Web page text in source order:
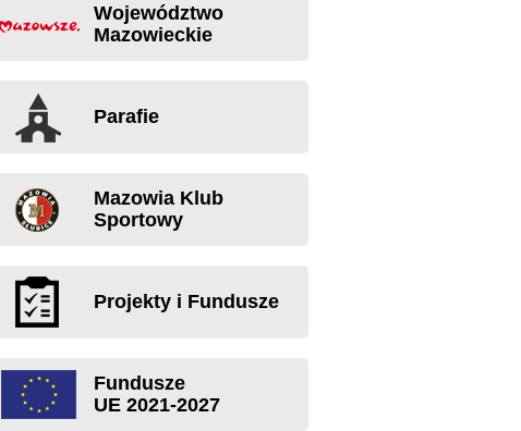
Województwo
Mazowieckie
Parafie
Mazowia Klub
Sportowy
Projekty i Fundusze
Fundusze
UE 2021-2027